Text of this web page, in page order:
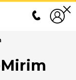
Mirim